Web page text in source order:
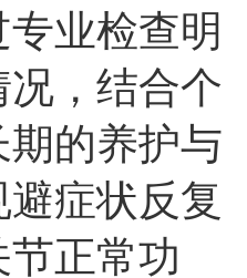
业检查明
，结合个
期的养护与
症状反复
正常功